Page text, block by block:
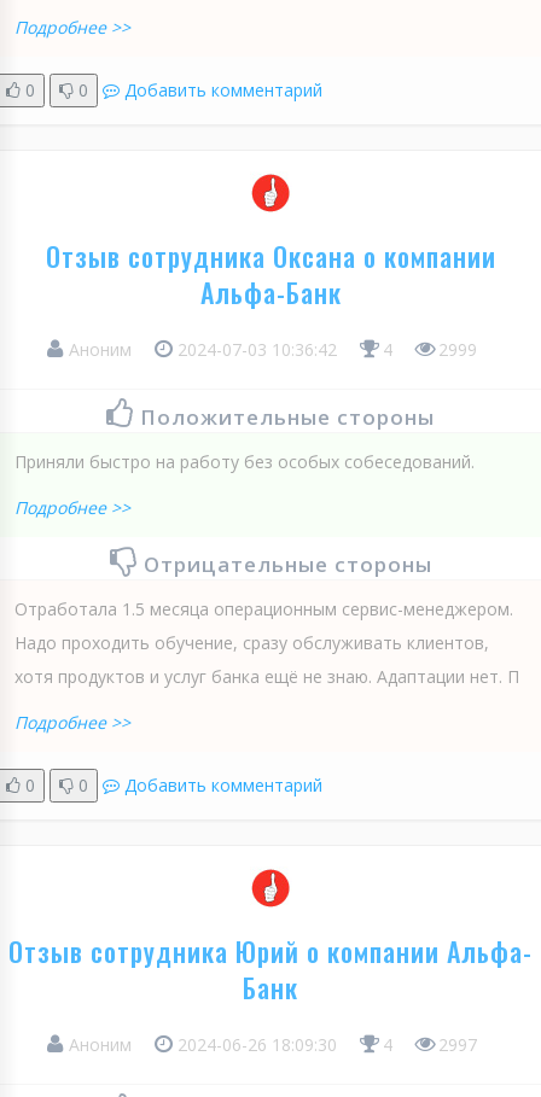
Подробнее >>
0 0 Добавить комментарий
Отзыв сотрудника Оксана о компании
Альфа-Банк
Аноним 2024-07-03 10:36:42 4 2999
Положительные стороны
Приняли быстро на работу без особых собеседований.
Подробнее >>
Отрицательные стороны
Отработала 1.5 месяца операционным сервис-менеджером.
Надо проходить обучение, сразу обслуживать клиентов,
хотя продуктов и услуг банка ещё не знаю. Адаптации нет. П
Подробнее >>
0 0 Добавить комментарий
Отзыв сотрудника Юрий о компании Альфа-
Банк
Аноним 2024-06-26 18:09:30 4 2997